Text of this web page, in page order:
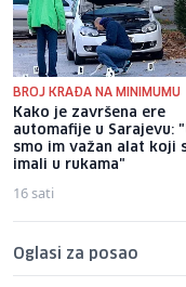
BROJ KRAĐA NA MINIMUMU
Kako je završena ere
automafije u Sarajevu:
smo im važan alat koji
imali u rukama"
16 sati
Oglasi za posao